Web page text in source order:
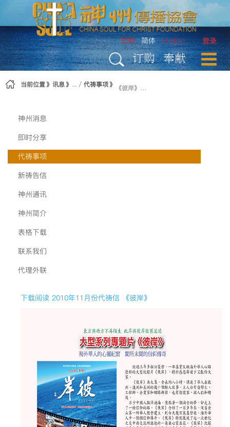
跳转到内容
登录
繁體 简体 English
订购 奉献
当前位置 讯息 代祷事项 《彼岸》发行消息
神州消息
即时分享
代祷事项
新祷告信
神州通讯
神州简介
表格下载
联系我们
代理外联
下载阅读 2010年11月份代祷信 《彼岸》